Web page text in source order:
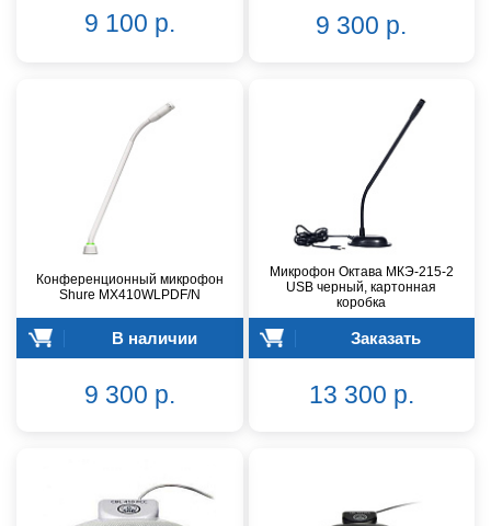
9 100 р. 9 300 р.
Конференционный микрофон
Shure MX410WLPDF/N
В наличии
9 300 р.
Микрофон Октава МКЭ-215-2
USB черный, картонная
коробка
Заказать
13 300 р.